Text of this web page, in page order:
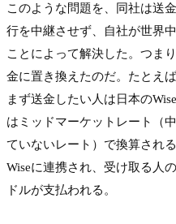
このような問題を、同社は送
行を中継させず、自社が世界
ことによって解決した。つま
金に置き換えたのだ。たとえ
まず送金したい人は日本の
はミッドマーケットレート（
ていないレート）で換算され
Wiseに連携され、受け取る人
ドルが支払われる。